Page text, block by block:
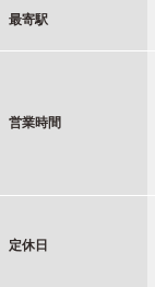
最寄駅
営業時間
定休日